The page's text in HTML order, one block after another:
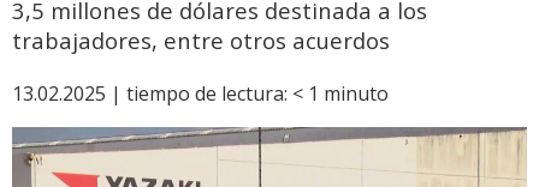
3,5 millones de dólares destinada a los
trabajadores, entre otros acuerdos
13.02.2025 | tiempo de lectura: < 1 minuto